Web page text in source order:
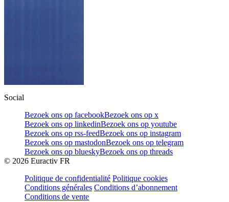
Social
Bezoek ons op facebookBezoek ons op x
Bezoek ons op linkedinBezoek ons op youtube
Bezoek ons op rss-feedBezoek ons op instagram
Bezoek ons op mastodonBezoek ons op telegram
Bezoek ons op blueskyBezoek ons op threads
© 2026 Euractiv FR
Politique de confidentialité Politique cookies
Conditions générales Conditions d’abonnement
Conditions de vente